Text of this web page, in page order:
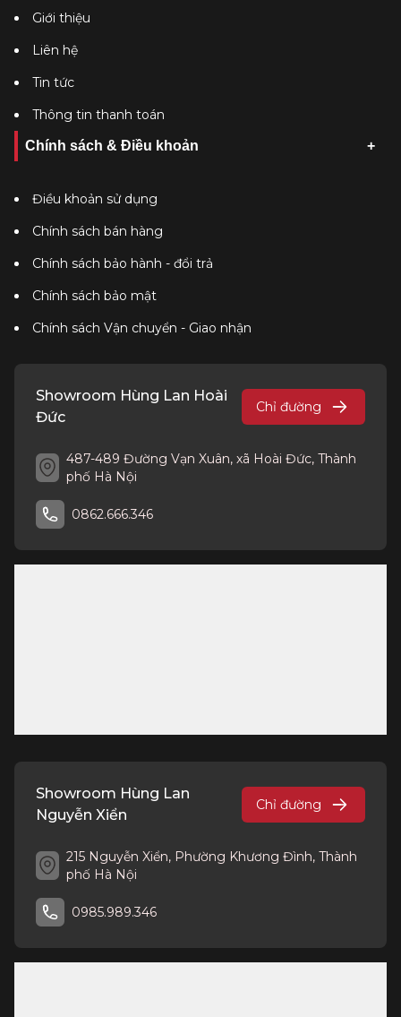
Giới thiệu
Liên hệ
Tin tức
Thông tin thanh toán
Chính sách & Điều khoản
Điều khoản sử dụng
Chính sách bán hàng
Chính sách bảo hành - đổi trả
Chính sách bảo mật
Chính sách Vận chuyển - Giao nhận
Showroom Hùng Lan Hoài
Đức
Chỉ đường
487-489 Đường Vạn Xuân, xã Hoài Đức, Thành
phố Hà Nội
0862.666.346
Showroom Hùng Lan
Nguyễn Xiển
Chỉ đường
215 Nguyễn Xiển, Phường Khương Đình, Thành
phố Hà Nội
0985.989.346